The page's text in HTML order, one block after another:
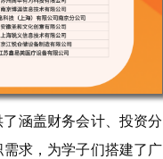
涵盖财务会计、投资分
求，为学子们搭建了广